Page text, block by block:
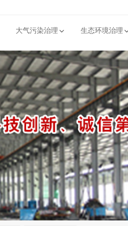
大气污染治理 生态环境治理